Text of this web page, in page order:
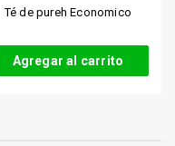
Té de pureh Economico
Agregar al carrito